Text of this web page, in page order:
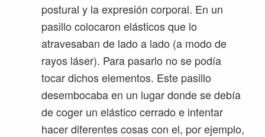
postural y la expresión corporal. En un
pasillo colocaron elásticos que lo
atravesaban de lado a lado (a modo de
rayos láser). Para pasarlo no se podía
tocar dichos elementos. Este pasillo
desembocaba en un lugar donde se debía
de coger un elástico cerrado e intentar
hacer diferentes cosas con el, por ejemplo,